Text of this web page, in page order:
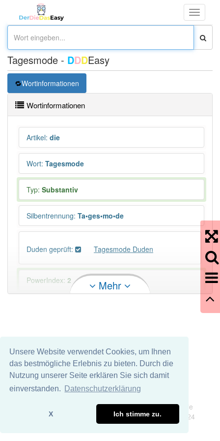
Unsere Website verwendet Cookies, um Ihnen
das bestmögliche Erlebnis zu bieten. Durch die
Nutzung unserer Seite erklären Sie sich damit
einverstanden.
Datenschutzerklärung
X Ich stimme zu.
Toggle
Tagesmode - DDDEasy
Wortinformationen
Wortinformationen
Artikel: die
Wort: Tagesmode
Typ: Substantiv
Silbentrennung: Ta•ges•mo•de
Duden geprüft: Tagesmode Duden
PowerIndex: 2
Wörter mit Endung -tagesmode aber mit einem
anderen Artikeldie: 0
92% unserer Spielapp-Nutzer haben den Artikel
Mehr
Wir übernehmen keine Garantie und keine Haftung für die
Richtigkeit und Vollständigkeit dieser Seite. DDDEasy 2024